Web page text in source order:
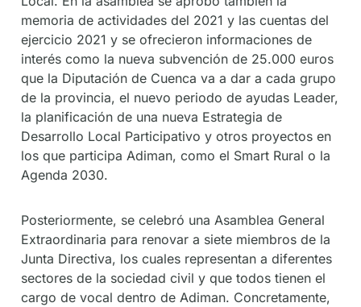
memoria de actividades del 2021 y las cuentas del
ejercicio 2021 y se ofrecieron informaciones de
interés como la nueva subvención de 25.000 euros
que la Diputación de Cuenca va a dar a cada grupo
de la provincia, el nuevo periodo de ayudas Leader,
la planificación de una nueva Estrategia de
Desarrollo Local Participativo y otros proyectos en
los que participa Adiman, como el Smart Rural o la
Agenda 2030.
Posteriormente, se celebró una Asamblea General
Extraordinaria para renovar a siete miembros de la
Junta Directiva, los cuales representan a diferentes
sectores de la sociedad civil y que todos tienen el
cargo de vocal dentro de Adiman. Concretamente,